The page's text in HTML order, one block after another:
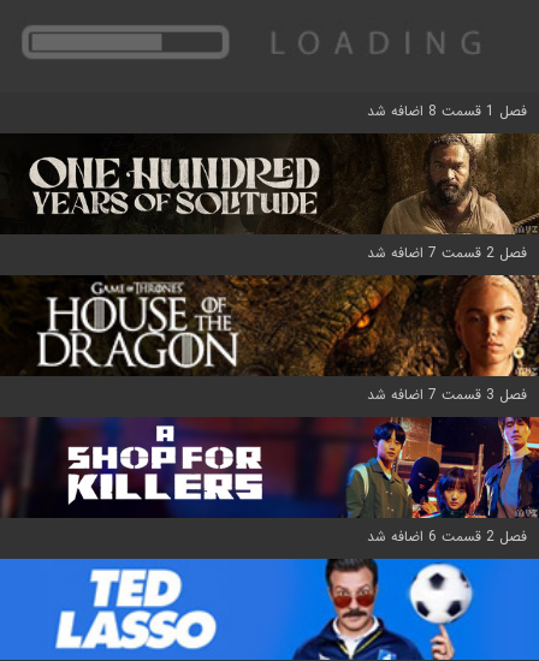
فصل 1 قسمت 8 اضافه شد
فصل 2 قسمت 7 اضافه شد
فصل 3 قسمت 7 اضافه شد
فصل 2 قسمت 6 اضافه شد